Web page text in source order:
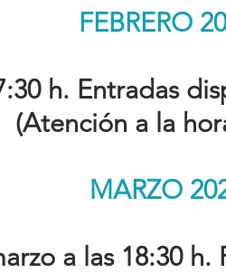
FEBRERO
h. Entradas
(Atención a la
MARZO
a las 18:30 h.